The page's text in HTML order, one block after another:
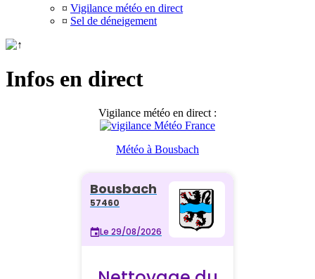
¤ Vigilance météo en direct
¤ Sel de déneigement
Infos en direct
Vigilance météo en direct :
Météo à Bousbach